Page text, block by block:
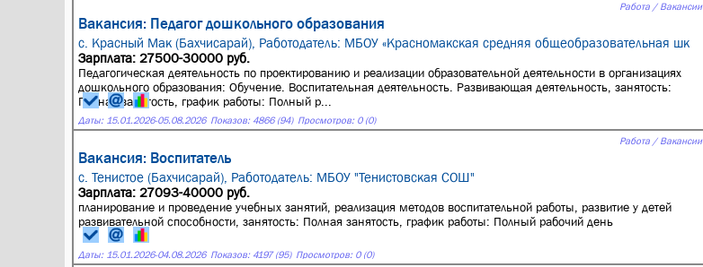
Работа / Вакансии
Вакансия: Педагог дошкольного образования
с. Красный Мак (Бахчисарай), Работодатель: МБОУ «Красномакская средняя общеобразовательная шк
Зарплата: 27500-30000 руб.
Педагогическая деятельность по проектированию и реализации образовательной деятельности в организациях
дошкольного образования: Обучение. Воспитательная деятельность. Развивающая деятельность, занятость:
Полная занятость, график работы: Полный р...
Даты: 15.01.2026-05.08.2026 Показов: 4866 (94) Просмотров: 0 (0)
Работа / Вакансии
Вакансия: Воспитатель
с. Тенистое (Бахчисарай), Работодатель: МБОУ "Тенистовская СОШ"
Зарплата: 27093-40000 руб.
планирование и проведение учебных занятий, реализация методов воспитательной работы, развитие у детей
развивательной способности, занятость: Полная занятость, график работы: Полный рабочий день
Даты: 15.01.2026-04.08.2026 Показов: 4197 (95) Просмотров: 0 (0)